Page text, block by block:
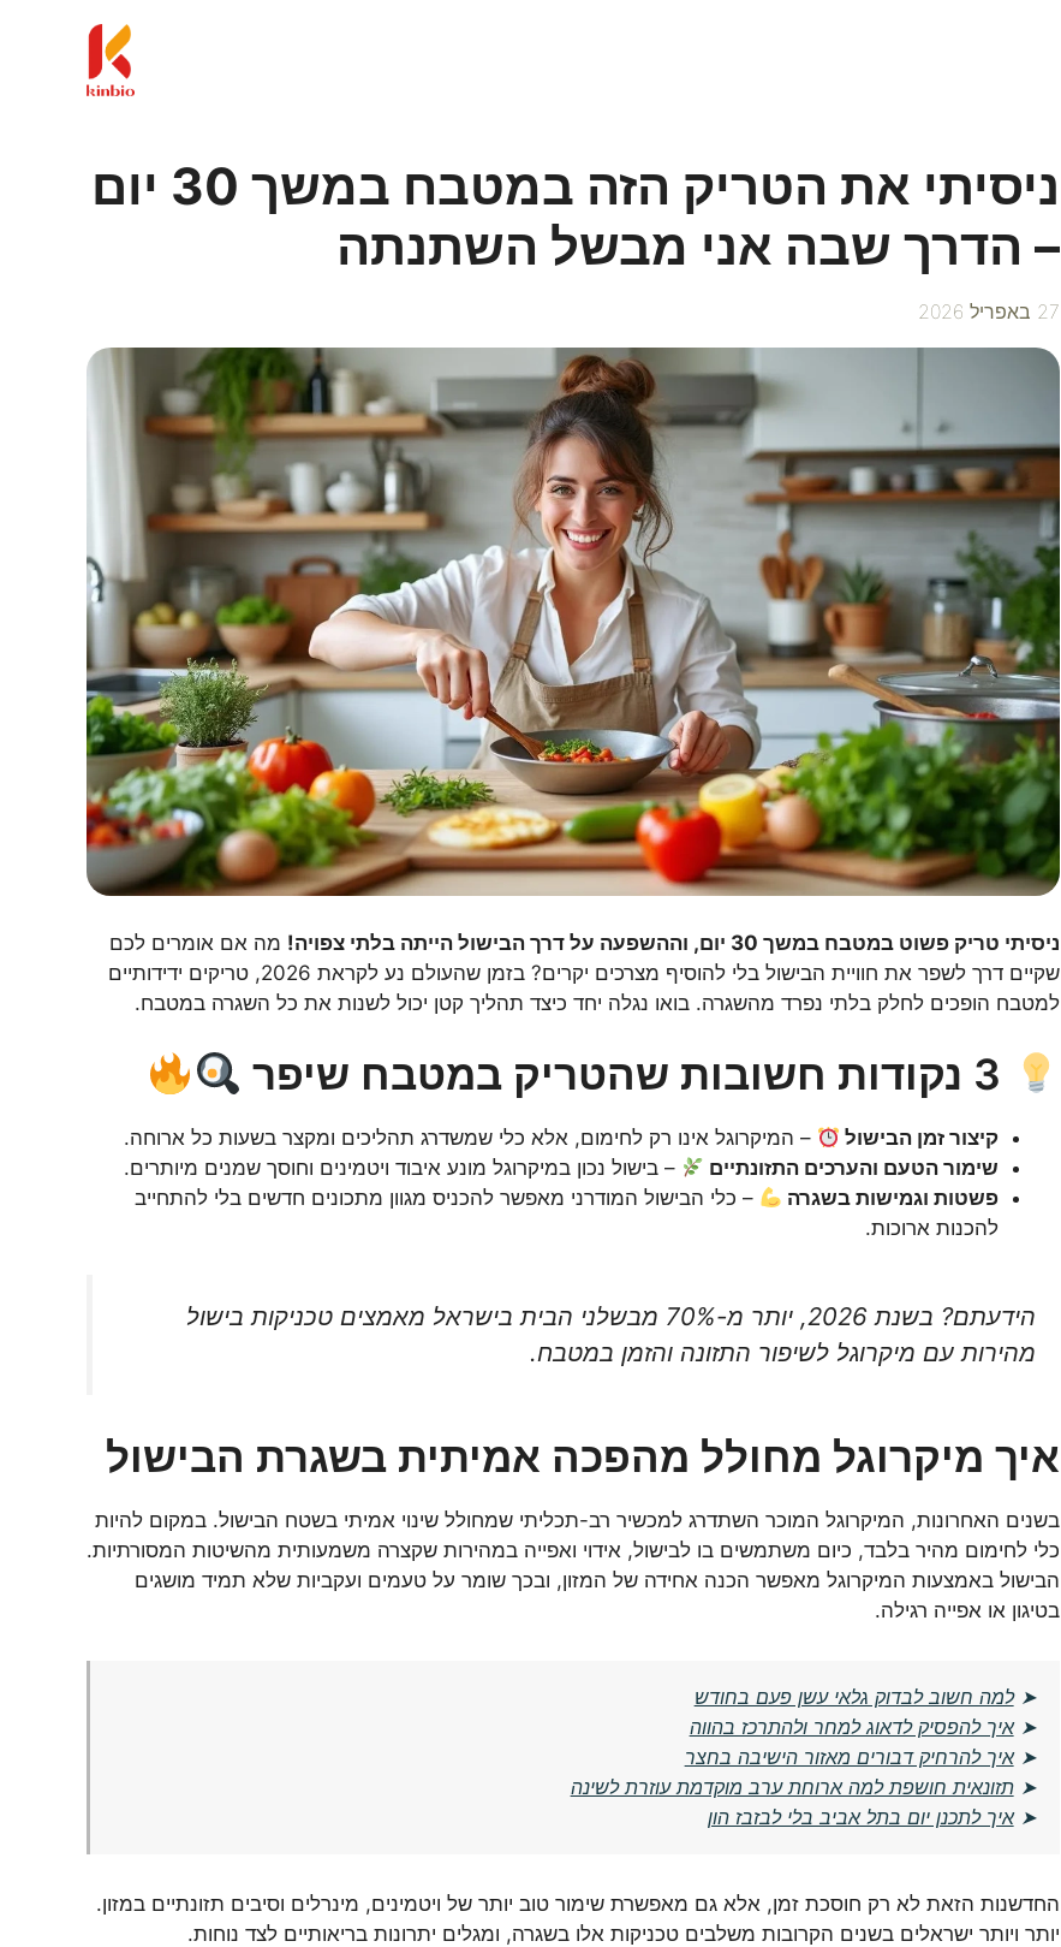
ניסיתי את הטריק הזה במטבח במשך 30 יום
– הדרך שבה אני מבשל השתנתה
27 באפריל 2026
ניסיתי טריק פשוט במטבח במשך 30 יום, וההשפעה על דרך הבישול הייתה בלתי צפויה!
מה אם אומרים לכם
שקיים דרך לשפר את חוויית הבישול בלי להוסיף מצרכים יקרים? בזמן שהעולם נע לקראת 2026, טריקים ידידותיים
למטבח הופכים לחלק בלתי נפרד מהשגרה. בואו נגלה יחד כיצד תהליך קטן יכול לשנות את כל השגרה במטבח.
קיצור זמן הבישול
– המיקרוגל אינו רק לחימום, אלא כלי שמשדרג תהליכים ומקצר בשעות כל ארוחה.
שימור הטעם והערכים התזונתיים
– בישול נכון במיקרוגל מונע איבוד ויטמינים וחוסך שמנים מיותרים.
פשטות וגמישות בשגרה
– כלי הבישול המודרני מאפשר להכניס מגוון מתכונים חדשים בלי להתחייב
להכנות ארוכות.
הידעתם? בשנת 2026, יותר מ-70% מבשלני הבית בישראל מאמצים טכניקות בישול
מהירות עם מיקרוגל לשיפור התזונה והזמן במטבח.
איך מיקרוגל מחולל מהפכה אמיתית בשגרת הבישול
בשנים האחרונות, המיקרוגל המוכר השתדרג למכשיר רב-תכליתי שמחולל שינוי אמיתי בשטח הבישול. במקום להיות
כלי לחימום מהיר בלבד, כיום משתמשים בו לבישול, אידוי ואפייה במהירות שקצרה משמעותית מהשיטות המסורתיות.
הבישול באמצעות המיקרוגל מאפשר הכנה אחידה של המזון, ובכך שומר על טעמים ועקביות שלא תמיד מושגים
בטיגון או אפייה רגילה.
➤למה חשוב לבדוק גלאי עשן פעם בחודש
➤איך להפסיק לדאוג למחר ולהתרכז בהווה
➤איך להרחיק דבורים מאזור הישיבה בחצר
➤תזונאית חושפת למה ארוחת ערב מוקדמת עוזרת לשינה
➤איך לתכנן יום בתל אביב בלי לבזבז הון
החדשנות הזאת לא רק חוסכת זמן, אלא גם מאפשרת שימור טוב יותר של ויטמינים, מינרלים וסיבים תזונתיים במזון.
יותר ויותר ישראלים בשנים הקרובות משלבים טכניקות אלו בשגרה, ומגלים יתרונות בריאותיים לצד נוחות.